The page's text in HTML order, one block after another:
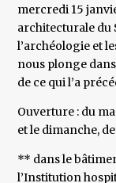
mercredi 15
architecturale du
l’archéologie et
nous plonge
de ce qui l’a
Ouverture : du
et le dimanche,
** dans le
l’Institution